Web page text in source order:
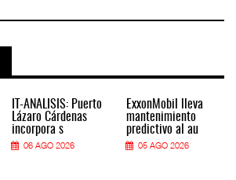
IT-ANÁLISIS: Puerto
Lázaro Cárdenas
incorpora s
06 AGO 2026
ExxonMobil lleva
mantenimiento
predictivo al au
05 AGO 2026